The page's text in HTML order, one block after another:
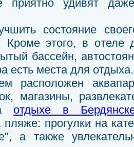
приятно удивят
состояние
Кроме этого, в
бассейн,
есть места для отдыха.
расположен
магазины,
отдыхе в
пляже: прогулки на
а также